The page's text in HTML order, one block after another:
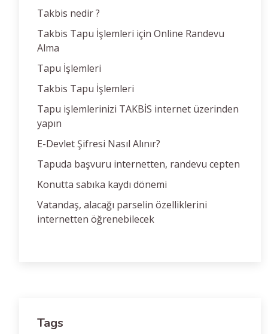
Takbis nedir ?
Takbis Tapu İşlemleri için Online Randevu
Alma
Tapu İşlemleri
Takbis Tapu İşlemleri
Tapu işlemlerinizi TAKBİS internet üzerinden
yapın
E-Devlet Şifresi Nasıl Alınır?
Tapuda başvuru internetten, randevu cepten
Konutta sabıka kaydı dönemi
Vatandaş, alacağı parselin özelliklerini
internetten öğrenebilecek
Tags